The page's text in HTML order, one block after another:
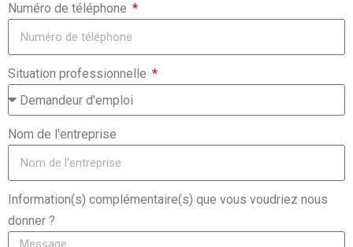
Numéro de téléphone
Situation professionnelle
Nom de l'entreprise
Information(s) complémentaire(s) que vous voudriez nous
donner ?